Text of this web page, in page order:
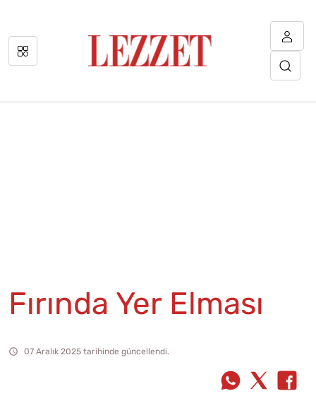
Fırında Yer Elması
07 Aralık 2025 tarihinde güncellendi.